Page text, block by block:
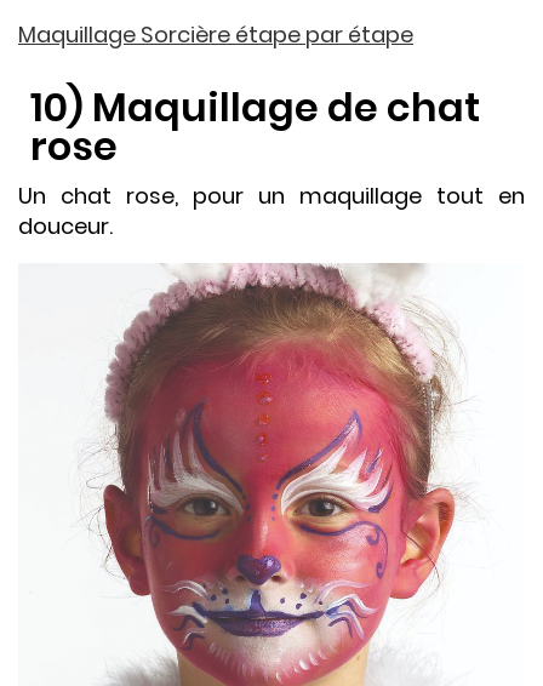
Maquillage Sorcière étape par étape
10) Maquillage de chat
rose
Un chat rose, pour un maquillage tout en
douceur.